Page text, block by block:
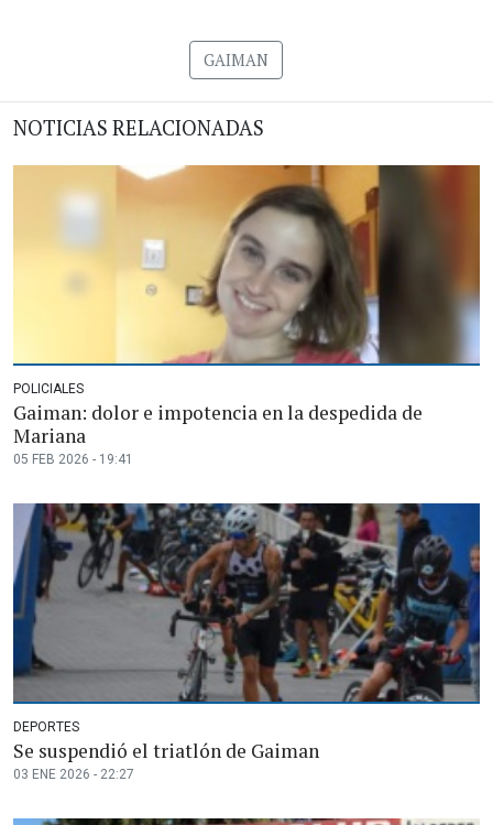
GAIMAN
NOTICIAS RELACIONADAS
POLICIALES
Gaiman: dolor e impotencia en la despedida de
Mariana
05 FEB 2026 - 19:41
DEPORTES
Se suspendió el triatlón de Gaiman
03 ENE 2026 - 22:27